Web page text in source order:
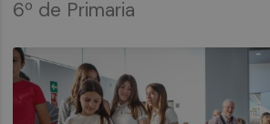
6º de Primaria